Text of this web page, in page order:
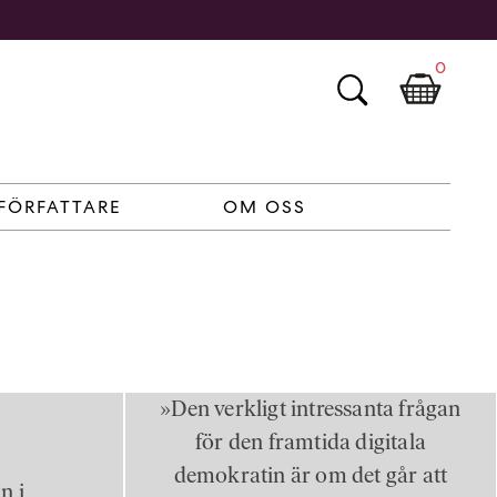
OM OSS
0
i
»Den verkligt intressanta frågan
för den framtida digitala
demokratin är om det går att